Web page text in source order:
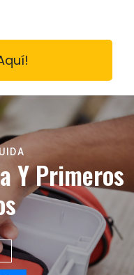
Y Primeros